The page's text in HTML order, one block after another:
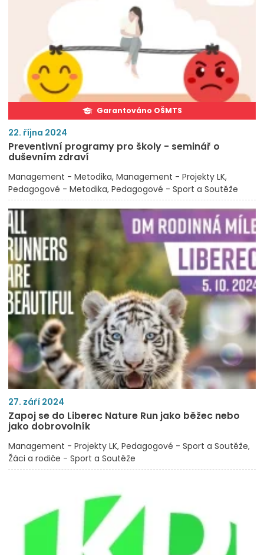
Garantováno OŠMTS
22. října 2024
Preventivní programy pro školy - seminář o
duševním zdraví
Management - Metodika Management - Projekty LK
Pedagogové - Metodika Pedagogové - Sport a Soutěže
27. září 2024
Zapoj se do Liberec Nature Run jako běžec nebo
jako dobrovolník
Management - Projekty LK Pedagogové - Sport a Soutěže
Žáci a rodiče - Sport a Soutěže